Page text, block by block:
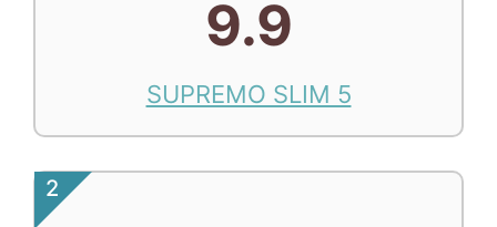
9.9
SUPREMO SLIM 5
2